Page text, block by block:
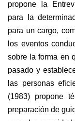
propone la
para la
para un cargo,
los eventos
sobre la forma en
pasado y
las personas
(1983) propone
preparación de